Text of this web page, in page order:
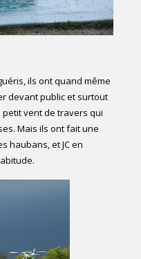
ils ont quand même
devant public et surtout
vent de travers qui
Mais ils ont fait une
haubans, et JC en